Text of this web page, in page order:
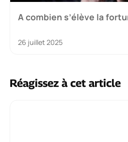
A combien s’élève la
26 juillet 2025
Réagissez à cet article